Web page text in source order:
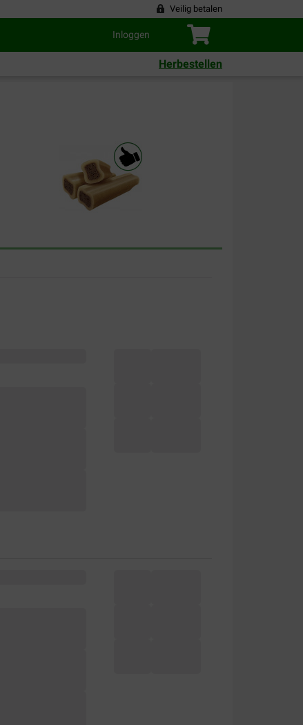
Veilig betalen
Inloggen
Herbestellen